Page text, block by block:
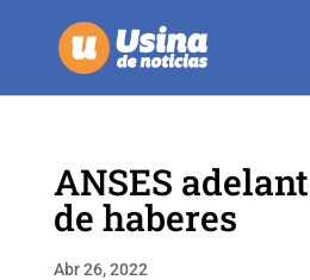
ANSES
de haberes
Abr 26, 2022